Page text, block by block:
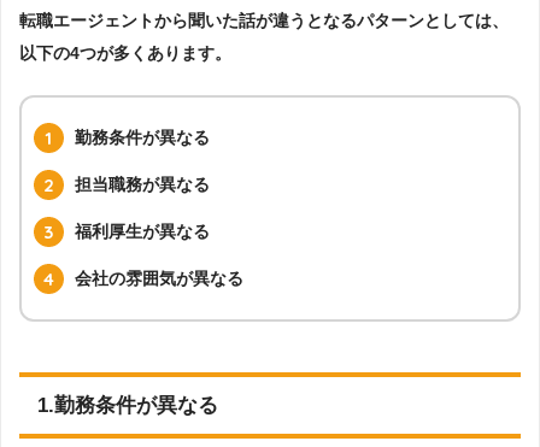
転職エージェントから聞いた話が違うとなるパターンとしては、
以下の4つが多くあります。
勤務条件が異なる
担当職務が異なる
福利厚生が異なる
会社の雰囲気が異なる
1.勤務条件が異なる